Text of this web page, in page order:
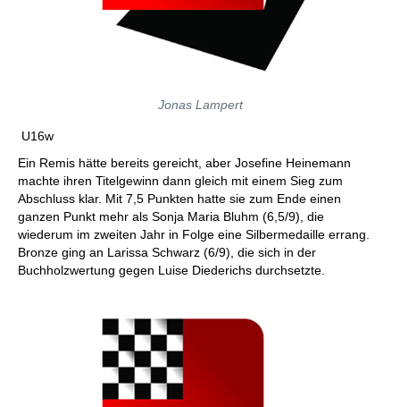
Jonas Lampert
U16w
Ein Remis hätte bereits gereicht, aber Josefine Heinemann
machte ihren Titelgewinn dann gleich mit einem Sieg zum
Abschluss klar. Mit 7,5 Punkten hatte sie zum Ende einen
ganzen Punkt mehr als Sonja Maria Bluhm (6,5/9), die
wiederum im zweiten Jahr in Folge eine Silbermedaille errang.
Bronze ging an Larissa Schwarz (6/9), die sich in der
Buchholzwertung gegen Luise Diederichs durchsetzte.